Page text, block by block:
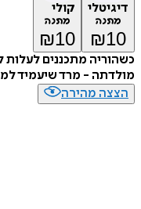
דיגיטלי
מתנה
₪10
קולי
מתנה
₪10
כשהוריה מתכננים
מולדתה - מרד שיעמיד
הצצה מהירה